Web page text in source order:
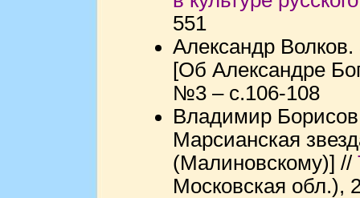
551
Александр
[Об Александре
№3 – с.106-108
Владимир
Марсианская
(Малиновскому)] //
Московская обл.),